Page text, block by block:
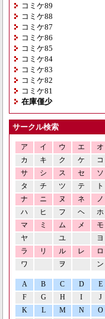
コミケ89
コミケ88
コミケ87
コミケ86
コミケ85
コミケ84
コミケ83
コミケ82
コミケ81
在庫僅少
サークル検索
ア イ ウ エ
オ
カ
キ ク ケ
コ
サ
シ ス セ
ソ
タ
チ ツ テ
ト
ナ
ニ ヌ ネ
ノ
ハ
ヒ フ ヘ
ホ
マ
ミ ム メ
モ
ヤ
ユ
ヨ
ラ
リ ル レ
ロ
ワ
ヲ ン
A B C D
E
F
G H I
J
K
L M N O